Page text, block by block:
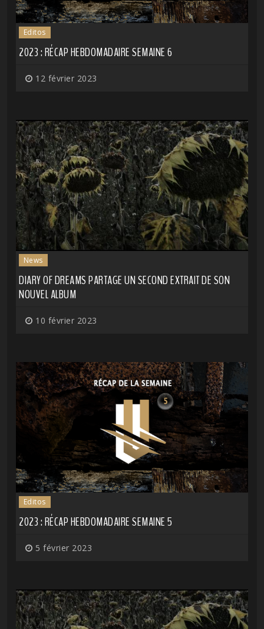
Editos
2023 : RÉCAP HEBDOMADAIRE SEMAINE 6
12 février 2023
News
DIARY OF DREAMS PARTAGE UN SECOND EXTRAIT DE SON
NOUVEL ALBUM
10 février 2023
Editos
2023 : RÉCAP HEBDOMADAIRE SEMAINE 5
5 février 2023